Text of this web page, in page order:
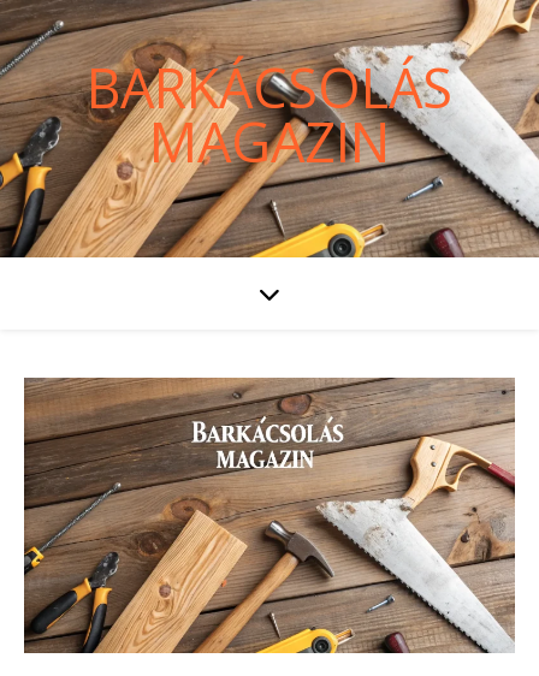
BARKÁCSOLÁS
MAGAZIN